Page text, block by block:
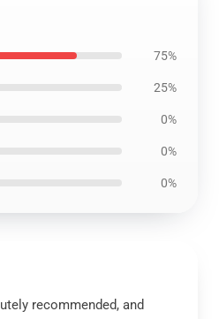
75%
25%
0%
0%
0%
recommended, and